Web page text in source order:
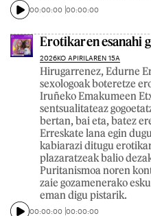
00:00:00 00:00:00
Erotikaren esanahi
2026KO APIRILAREN 15A
Hirugarrenez, Edurne
sexologoak boteretze
Iruñeko Emakumeen
sentsualitateaz
bertan, bai eta, batez
Erreskate lana egin
kabiarazi ditugu
plazaratzeak balio
Puritanismoa noren
zaie gozamenerako
eman digu pistarik.
00:00:00 00:00:00